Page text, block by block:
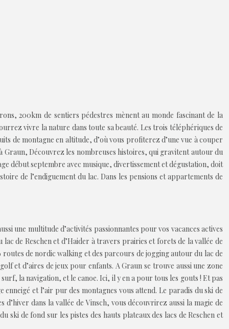
200km de sentiers pédestres mènent au monde fascinant de la
vivre la nature dans toute sa beauté. Les trois téléphériques de
de montagne en altitude, d’où vous profiterez d’une vue à couper
Graun, Découvrez les nombreuses histoires, qui gravitent autour du
début septembre avec musique, divertissement et dégustation, doit
de l’endiguement du lac. Dans les pensions et appartements de
une multitude d’activités passionnantes pour vos vacances actives
de Reschen et d’Haider à travers prairies et forets de la vallée de
routes de nordic walking et des parcours de jogging autour du lac de
et d’aires de jeux pour enfants. A Graun se trouve aussi une zone
la navigation, et le canoe. Ici, il y en a pour tous les gouts ! Et pas
et l’air pur des montagnes vous attend. Le paradis du ski de
dans la vallée de Vinsch, vous découvrirez aussi la magie de
de fond sur les pistes des hauts plateaux des lacs de Reschen et